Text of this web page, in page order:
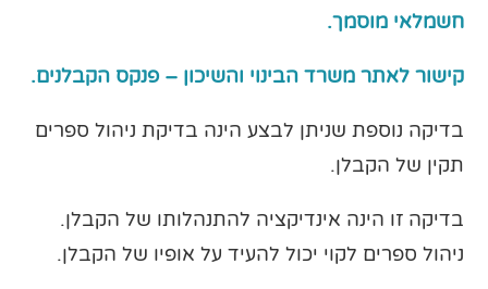
חשמלאי מוסמך.
קישור לאתר משרד הבינוי והשיכון – פנקס הקבלנים.
בדיקה נוספת שניתן לבצע הינה בדיקת ניהול ספרים
תקין של הקבלן.
בדיקה זו הינה אינדיקציה להתנהלותו של הקבלן.
ניהול ספרים לקוי יכול להעיד על אופיו של הקבלן.